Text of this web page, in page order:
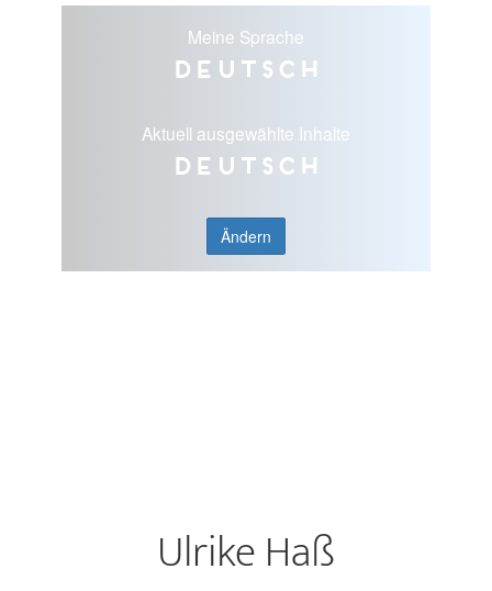
Meine Sprache
Deutsch
Aktuell ausgewählte Inhalte
Deutsch
Ändern
Ulrike Haß